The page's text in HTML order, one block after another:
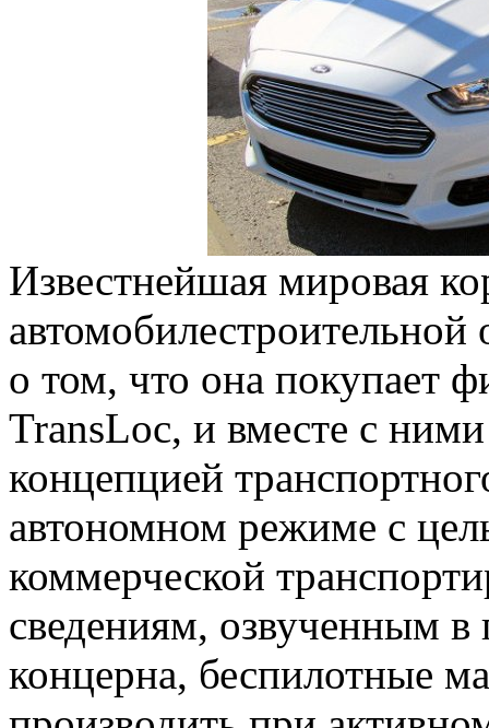
Известнейшая мировая
автомобилестроительной
о том, что она покупает
TransLoc, и вместе с
концепцией
автономном режиме с
коммерческой
сведениям, озвученным в
концерна, беспилотные